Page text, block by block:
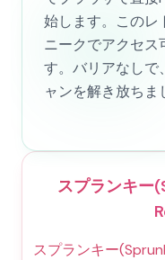
始します。このレ
ニークでアクセス
す。バリアなしで
ャンを解き放ちま
スプランキー
スプランキー